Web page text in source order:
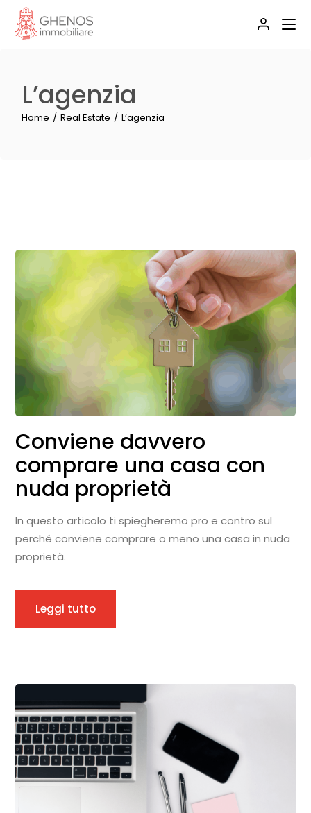
the
content
L’agenzia
Home Real Estate L’agenzia
Conviene davvero
comprare una casa con
nuda proprietà
In questo articolo ti spiegheremo pro e contro sul
perché conviene comprare o meno una casa in nuda
proprietà.
Leggi tutto